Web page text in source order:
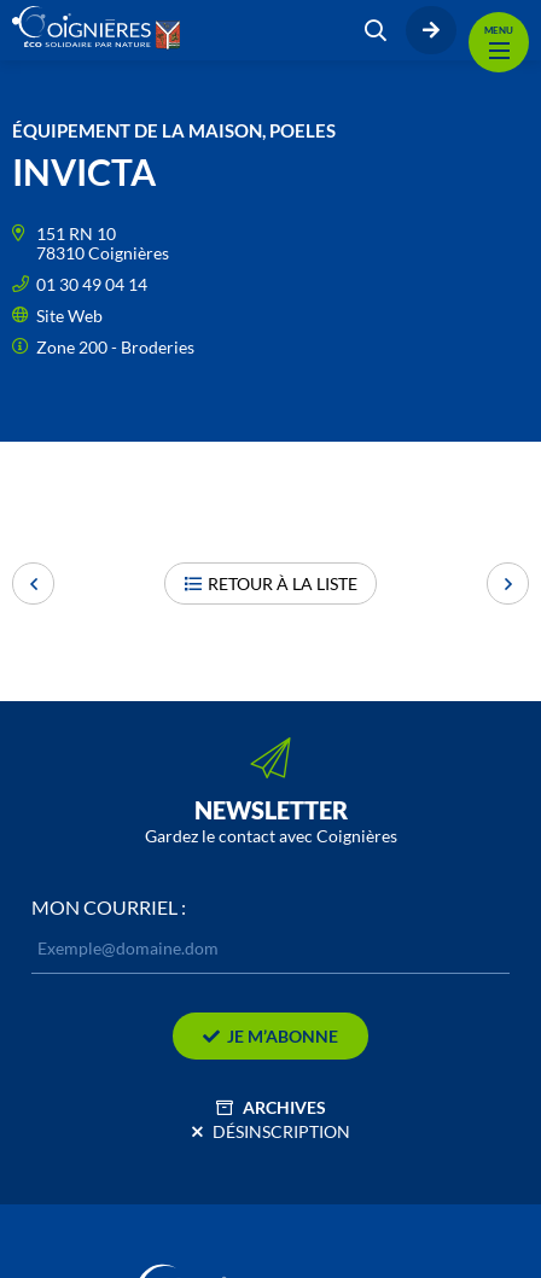
MENU
ÉQUIPEMENT DE LA MAISON, POELES
INVICTA
151 RN 10
78310 Coignières
01 30 49 04 14
Site Web
Zone 200 - Broderies
RETOUR À LA LISTE
NEWSLETTER
Gardez le contact avec Coignières
MON COURRIEL :
JE M’ABONNE
ARCHIVES
DÉSINSCRIPTION